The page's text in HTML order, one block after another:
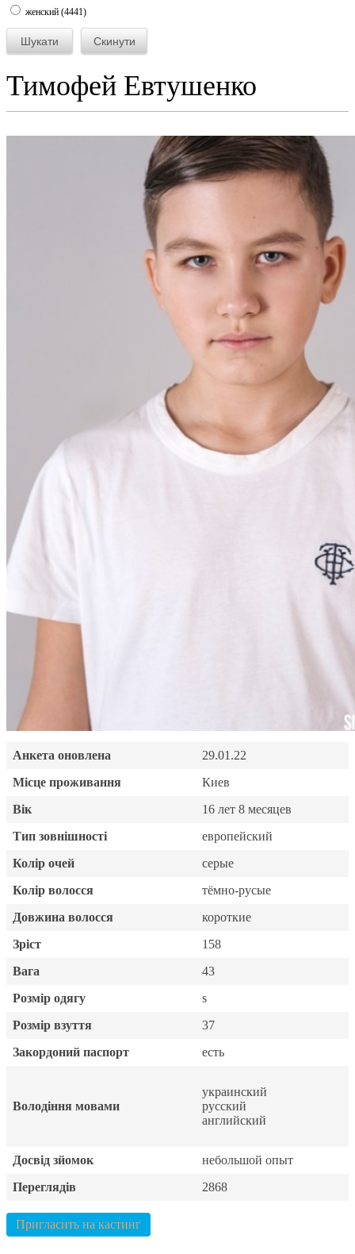
женский (4441)
Тимофей Евтушенко
Анкета оновлена
29.01.22
Місце проживання
Киев
Вік
16 лет 8 месяцев
Тип зовнішності
европейский
Колір очей
серые
Колір волосся
тёмно-русые
Довжина волосся
короткие
Зріст
158
Вага
43
Розмір одягу
s
Розмір взуття
37
Закордоний паспорт
есть
Володіння мовами
украинский
русский
английский
Досвід зйомок
небольшой опыт
Переглядів
2868
Пригласить на кастинг